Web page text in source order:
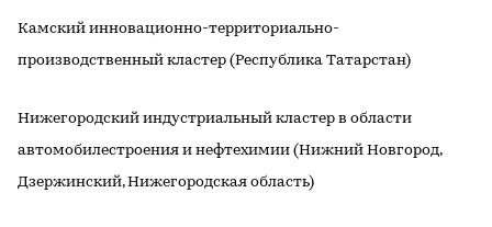
Камский инновационно-территориально-
производственный кластер (Республика Татарстан)
Нижегородский индустриальный кластер в области
автомобилестроения и нефтехимии (Нижний Новгород,
Дзержинский, Нижегородская область)